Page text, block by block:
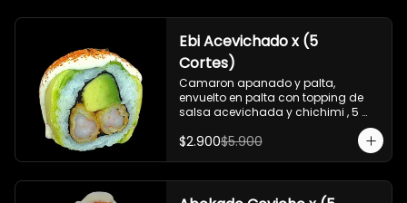
Ebi Acevichado x (5
Cortes)
Camaron apanado y palta,
envuelto en palta con topping de
salsa acevichada y chichimi , 5
unidades , incluye 1 soya de 15 ml
$2.900$5.900